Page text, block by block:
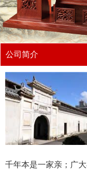
公司简介
千年本是一家亲；广